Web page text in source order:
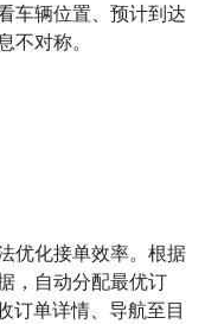
车辆位置、预计到达
不对称。
优化接单效率。根据
，自动分配最优订
订单详情、导航至目